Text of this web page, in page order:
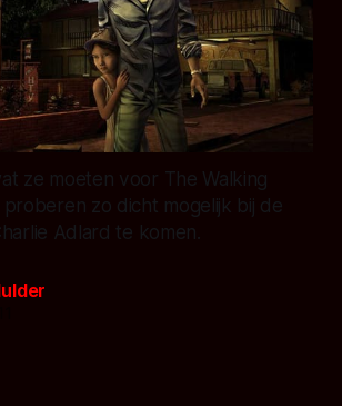
ze moeten voor The Walking
proberen zo dicht mogelijk bij de
Adlard te komen.